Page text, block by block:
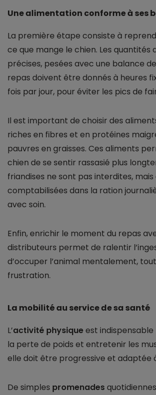
Une alimentation conforme à ses
La première étape consiste à
ce que mange le chien. Les quantités
précises, pesées avec une balance de
repas doivent être donnés à heures
fois par jour, pour éviter les pics de
Il est important de choisir des
riches en fibres et en protéines
pauvres en graisses. Ces aliments
chien de se sentir rassasié plus
friandises ne sont pas interdites,
comptabilisées dans la ration
avec soin.
Enfin, enrichir le moment du repas
distributeurs permet de ralentir
d’occuper l’animal mentalement,
frustration.
La mobilité au service de sa santé
L’activité physiqueest
la perte de poids et entretenir les
elle doit être progressive et adaptée
De simples promenades